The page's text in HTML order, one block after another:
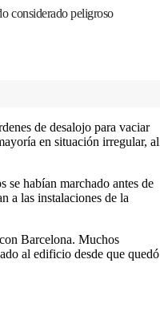
considerado peligroso
de desalojo para vaciar
en situación irregular, al
se habían marchado antes de
a las instalaciones de la
Barcelona. Muchos
al edificio desde que quedó